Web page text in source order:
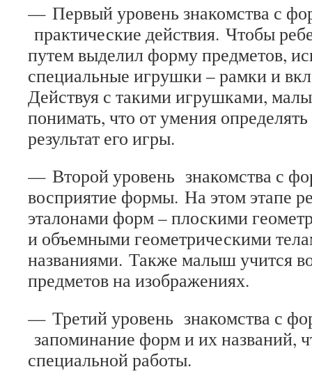
— Первый уровень знакомства с
практические действия. Чтобы
путем выделил форму предметов,
специальные игрушки – рамки и
Действуя с такими игрушками,
понимать, что от умения
результат его игры.
— Второй уровень знакомства с
восприятие формы. На этом этапе
эталонами форм – плоскими
и объемными геометрическими
названиями. Также малыш учится
предметов на изображениях.
— Третий уровень знакомства с
запоминание форм и их названий,
специальной работы.